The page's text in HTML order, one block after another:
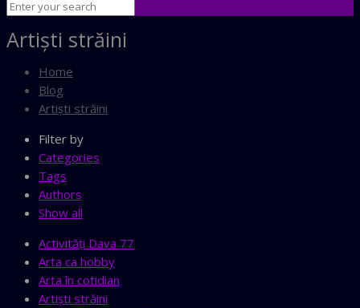
Artişti străini
Home
Blog
Artişti străini
Filter by
Categories
Tags
Authors
Show all
Activităţi Dava 77
Arta ca hobby
Arta în cotidian
Artişti străini